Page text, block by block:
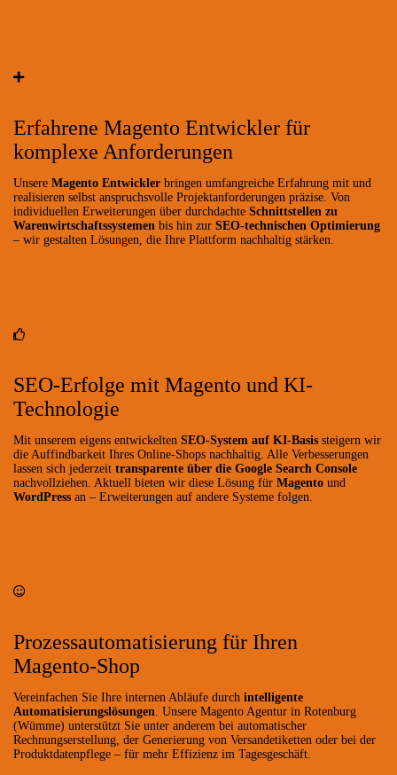
Erfahrene Magento Entwickler für
komplexe Anforderungen
Unsere Magento Entwickler bringen umfangreiche Erfahrung mit und
realisieren selbst anspruchsvolle Projektanforderungen präzise. Von
individuellen Erweiterungen über durchdachte Schnittstellen zu
Warenwirtschaftssystemen bis hin zur SEO-technischen Optimierung
– wir gestalten Lösungen, die Ihre Plattform nachhaltig stärken.
SEO-Erfolge mit Magento und KI-
Technologie
Mit unserem eigens entwickelten SEO-System auf KI-Basis steigern wir
die Auffindbarkeit Ihres Online-Shops nachhaltig. Alle Verbesserungen
lassen sich jederzeit transparente über die Google Search Console
nachvollziehen. Aktuell bieten wir diese Lösung für Magento und
WordPress an – Erweiterungen auf andere Systeme folgen.
Prozessautomatisierung für Ihren
Magento-Shop
Vereinfachen Sie Ihre internen Abläufe durch intelligente
Automatisierungslösungen . Unsere Magento Agentur in Rotenburg
(Wümme) unterstützt Sie unter anderem bei automatischer
Rechnungserstellung, der Generierung von Versandetiketten oder bei der
Produktdatenpflege – für mehr Effizienz im Tagesgeschäft.